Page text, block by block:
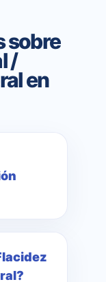
sobre
/
en